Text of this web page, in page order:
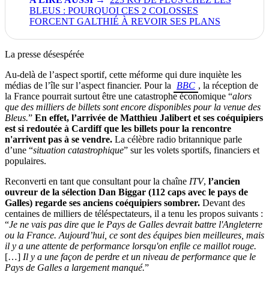
BLEUS : POURQUOI CES 2 COLOSSES
FORCENT GALTHIÉ À REVOIR SES PLANS
La presse désespérée
Au-delà de l’aspect sportif, cette méforme qui dure inquiète les
médias de l’île sur l’aspect financier. Pour la
BBC , la réception de
la France pourrait surtout être une catastrophe économique “alors
que des milliers de billets sont encore disponibles pour la venue des
Bleus.” En effet, l’arrivée de Matthieu Jalibert et ses coéquipiers
est si redoutée à Cardiff que les billets pour la rencontre
n'arrivent pas à se vendre. La célèbre radio britannique parle
d’une “situation catastrophique” sur les volets sportifs, financiers et
populaires.
Reconverti en tant que consultant pour la chaîne ITV, l’ancien
ouvreur de la sélection Dan Biggar (112 caps avec le pays de
Galles) regarde ses anciens coéquipiers sombrer. Devant des
centaines de milliers de téléspectateurs, il a tenu les propos suivants :
“Je ne vais pas dire que le Pays de Galles devrait battre l'Angleterre
ou la France. Aujourd’hui, ce sont des équipes bien meilleures, mais
il y a une attente de performance lorsqu'on enfile ce maillot rouge.
[…] Il y a une façon de perdre et un niveau de performance que le
Pays de Galles a largement manqué.”